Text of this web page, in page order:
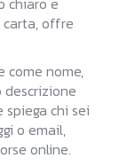
carta, offre
come nome,
chi sei
o email,
online.